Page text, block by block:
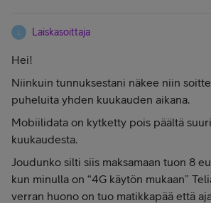
Laiskasoittaja
Hei!
Niinkuin tunnuksestani näkee niin
puheluita yhden kuukauden aikana.
Mobiilidata on kytketty pois päältä
kuukaudesta.
Joudunko silti siis maksamaan tuon 8
kun minulla on “4G käytön mukaan”
verran huono on tuo matikkapää että